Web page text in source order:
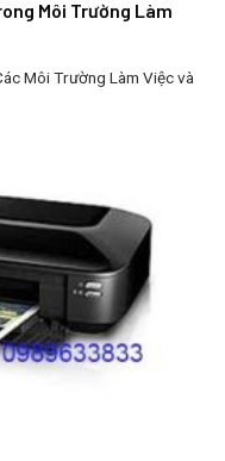
Môi Trường Làm
Môi Trường Làm Việc và